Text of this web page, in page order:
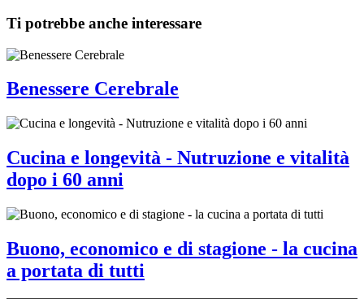
Ti potrebbe anche interessare
Benessere Cerebrale
Cucina e longevità - Nutruzione e vitalità
dopo i 60 anni
Buono, economico e di stagione - la cucina
a portata di tutti